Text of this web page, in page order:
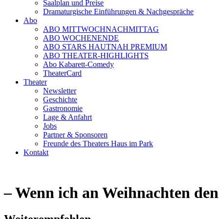
Saalplan und Preise
Dramaturgische Einführungen & Nachgespräche
Abo
ABO MITTWOCHNACHMITTAG
ABO WOCHENENDE
ABO STARS HAUTNAH PREMIUM
ABO THEATER-HIGHLIGHTS
Abo Kabarett-Comedy
TheaterCard
Theater
Newsletter
Geschichte
Gastronomie
Lage & Anfahrt
Jobs
Partner & Sponsoren
Freunde des Theaters Haus im Park
Kontakt
– Wenn ich an Weihnachten